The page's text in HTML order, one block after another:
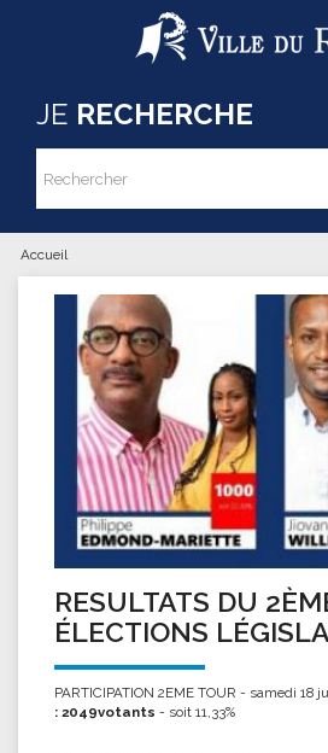
Aller au contenu principal
JE RECHERCHE
Formulaire de
Rechercher
Vous êtes ici
Accueil
RESULTATS DU
ÉLECTIONS
PARTICIPATION 2EME TOUR - samedi 18
: 2049votants - soit 11,33%